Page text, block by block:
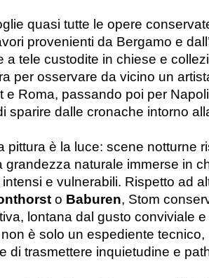
quasi tutte le opere
provenienti da Bergamo e
a tele custodite in chiese e
per osservare da vicino un
e Roma, passando poi per
sparire dalle cronache intorno
pittura è la luce: scene notturne
grandezza naturale immerse in
e vulnerabili. Rispetto ad
o Baburen, Stom
lontana dal gusto conviviale
non è solo un espediente
di trasmettere inquietudine e